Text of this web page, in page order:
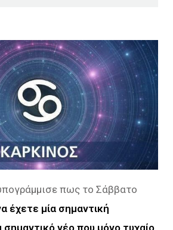
πως το Σάββατο
έχετε μία σημαντική